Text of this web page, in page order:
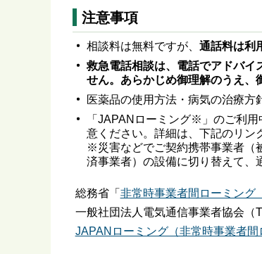
注意事項
相談料は無料ですが、 通話料は利
救急電話相談は、電話でアドバイ
せん。あらかじめ御理解のうえ、
医薬品の使用方法・病気の治療方
「JAPANローミング※」のご利
意ください。詳細は、下記のリン
※災害などでご契約携帯事業者（
済事業者）の設備に切り替えて、
総務省「 非常時事業者間ローミング
一般社団法人電気通信事業者協会（
JAPANローミング（非常時事業者間